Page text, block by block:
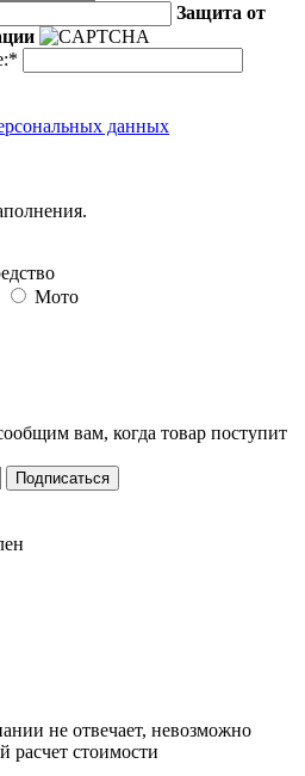
Защита от
:*
данных
Мото
вам, когда товар поступит
не отвечает, невозможно
расчет стоимости